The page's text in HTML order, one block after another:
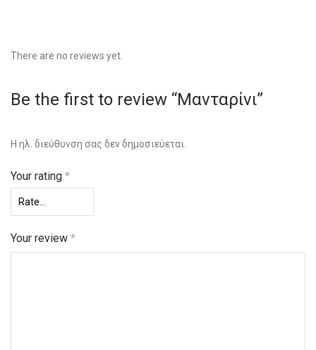
There are no reviews yet.
Be the first to review “Μανταρίνι”
Η ηλ. διεύθυνση σας δεν δημοσιεύεται.
Your rating *
Your review *